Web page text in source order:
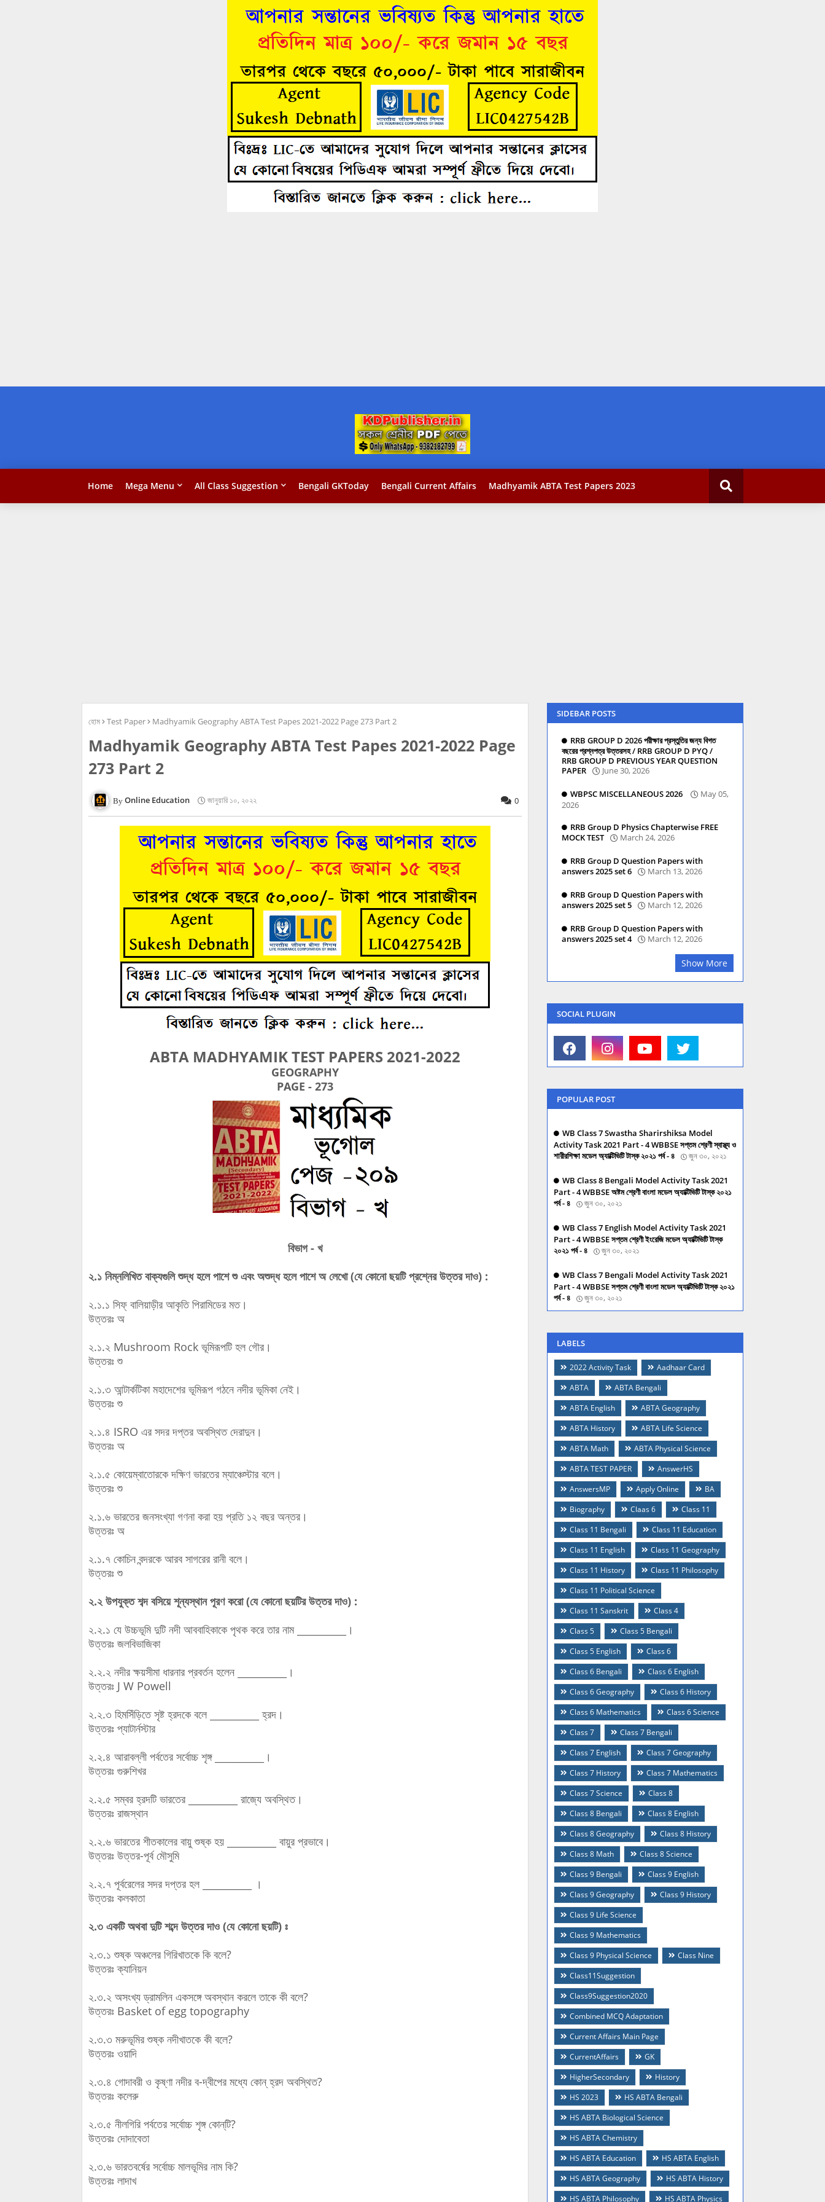
Home Mega Menu All Class Suggestion Bengali GKToday Bengali Current Affairs Madhyamik ABTA Test Papers 2023
হোম Test Paper Madhyamik Geography ABTA Test Papes 2021-2022 Page 273 Part 2
Madhyamik Geography ABTA Test Papes 2021-2022 Page
273 Part 2
Online Education জানুয়ারি ১০, ২০২২ 0
ABTA MADHYAMIK TEST PAPERS 2021-2022
GEOGRAPHY
PAGE - 273
বিভাগ - খ
২.১ নিম্নলিখিত বাক্যগুলি শুদ্ধ হলে পাশে শু এবং অশুদ্ধ হলে পাশে অ লেখো (যে কোনো ছয়টি প্রশ্নের উত্তর দাও) :
২.১.১ সিফ্‌ বালিয়াড়ীর আকৃতি পিরামিডের মত।
উত্তরঃ অ
২.১.২ Mushroom Rock ভূমিরূপটি হল গৌর।
উত্তরঃ শু
২.১.৩ আন্টার্কটিকা মহাদেশের ভূমিরূপ গঠনে নদীর ভূমিকা নেই।
উত্তরঃ শু
২.১.৪ ISRO এর সদর দপ্তর অবস্থিত দেরাদুন।
উত্তরঃ অ
২.১.৫ কোয়েম্বাতোরকে দক্ষিণ ভারতের ম্যাঞ্চেস্টার বলে।
উত্তরঃ শু
২.১.৬ ভারতের জনসংখ্যা গণনা করা হয় প্রতি ১২ বছর অন্তর।
উত্তরঃ অ
২.১.৭ কোচিন বন্দরকে আরব সাগরের রানী বলে।
উত্তরঃ শু
২.২ উপযুক্ত শব্দ বসিয়ে শূন্যস্থান পূরণ করো (যে কোনো ছয়টির উত্তর দাও) :
২.২.১ যে উচ্চভূমি দুটি নদী আববাহিকাকে পৃথক করে তার নাম __________।
উত্তরঃ জলবিভাজিকা
২.২.২ নদীর ক্ষয়সীমা ধারনার প্রবর্তন হলেন __________।
উত্তরঃ J W Powell
২.২.৩ হিমসিঁড়িতে সৃষ্ট হ্রদকে বলে __________ হ্রদ।
উত্তরঃ প্যাটার্নস্টার
২.২.৪ আরাবল্লী পর্বতের সর্বোচ্চ শৃঙ্গ __________।
উত্তরঃ গুরুশিখর
২.২.৫ সম্বর হ্রদটি ভারতের __________ রাজ্যে অবস্থিত।
উত্তরঃ রাজস্থান
২.২.৬ ভারতের শীতকালের বায়ু শুষ্ক হয় __________ বায়ুর প্রভাবে।
উত্তরঃ উত্তর-পূর্ব মৌসুমি
২.২.৭ পূর্বরেলের সদর দপ্তর হল __________ ।
উত্তরঃ কলকাতা
২.৩ একটি অথবা দুটি শব্দে উত্তর দাও (যে কোনো ছয়টি) ঃ
২.৩.১ শুষ্ক অঞ্চলের গিরিখাতকে কি বলে?
উত্তরঃ ক্যানিয়ন
২.৩.২ অসংখ্য ড্রামলিন একসঙ্গে অবস্থান করলে তাকে কী বলে?
উত্তরঃ Basket of egg topography
২.৩.৩ মরুভূমির শুষ্ক নদীখাতকে কী বলে?
উত্তরঃ ওয়াদি
২.৩.৪ গোদাবরী ও কৃষ্ণা নদীর ব-দ্বীপের মধ্যে কোন্‌ হ্রদ অবস্থিত?
উত্তরঃ কলেরু
২.৩.৫ নীলগিরি পর্বতের সর্বোচ্চ শৃঙ্গ কোন্‌টি?
উত্তরঃ দোদাবেতা
২.৩.৬ ভারতবর্ষের সর্বোচ্চ মালভূমির নাম কি?
উত্তরঃ লাদাখ
SIDEBAR POSTS
RRB GROUP D 2026 পরীক্ষার প্রস্তুতির জন্য বিগত
বছরের প্রশ্নপত্র উত্তরসহ / RRB GROUP D PYQ /
RRB GROUP D PREVIOUS YEAR QUESTION
PAPER
June 30, 2026
WBPSC MISCELLANEOUS 2026
May 05,
2026
RRB Group D Physics Chapterwise FREE
MOCK TEST
March 24, 2026
RRB Group D Question Papers with
answers 2025 set 6
March 13, 2026
RRB Group D Question Papers with
answers 2025 set 5
March 12, 2026
RRB Group D Question Papers with
answers 2025 set 4
March 12, 2026
Show More
SOCIAL PLUGIN
POPULAR POST
WB Class 7 Swastha Sharirshiksa Model
Activity Task 2021 Part - 4 WBBSE সপ্তম শ্রেণী স্বাস্থ্য ও
শারীরশিক্ষা মডেল অ্যাক্টিভিটি টাস্ক ২০২১ পর্ব - ৪
জুন ৩০, ২০২১
WB Class 8 Bengali Model Activity Task 2021
Part - 4 WBBSE অষ্টম শ্রেণী বাংলা মডেল অ্যাক্টিভিটি টাস্ক ২০২১
পর্ব - ৪
জুন ৩০, ২০২১
WB Class 7 English Model Activity Task 2021
Part - 4 WBBSE সপ্তম শ্রেণী ইংরেজি মডেল অ্যাক্টিভিটি টাস্ক
২০২১ পর্ব - ৪
জুন ৩০, ২০২১
WB Class 7 Bengali Model Activity Task 2021
Part - 4 WBBSE সপ্তম শ্রেণী বাংলা মডেল অ্যাক্টিভিটি টাস্ক ২০২১
পর্ব - ৪
জুন ৩০, ২০২১
LABELS
2022 Activity Task
Aadhaar Card
ABTA
ABTA Bengali
ABTA English
ABTA Geography
ABTA History
ABTA Life Science
ABTA Math
ABTA Physical Science
ABTA TEST PAPER
AnswerHS
AnswersMP
Apply Online
BA
Biography
Claas 6
Class 11
Class 11 Bengali
Class 11 Education
Class 11 English
Class 11 Geography
Class 11 History
Class 11 Philosophy
Class 11 Political Science
Class 11 Sanskrit
Class 4
Class 5
Class 5 Bengali
Class 5 English
Class 6
Class 6 Bengali
Class 6 English
Class 6 Geography
Class 6 History
Class 6 Mathematics
Class 6 Science
Class 7
Class 7 Bengali
Class 7 English
Class 7 Geography
Class 7 History
Class 7 Mathematics
Class 7 Science
Class 8
Class 8 Bengali
Class 8 English
Class 8 Geography
Class 8 History
Class 8 Math
Class 8 Science
Class 9 Bengali
Class 9 English
Class 9 Geography
Class 9 History
Class 9 Life Science
Class 9 Mathematics
Class 9 Physical Science
Class Nine
Class11Suggestion
Class9Suggestion2020
Combined MCQ Adaptation
Current Affairs Main Page
CurrentAffairs
GK
HigherSecondary
History
HS 2023
HS ABTA Bengali
HS ABTA Biological Science
HS ABTA Chemistry
HS ABTA Education
HS ABTA English
HS ABTA Geography
HS ABTA History
HS ABTA Philosophy
HS ABTA Physics